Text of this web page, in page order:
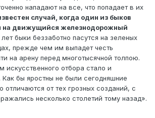
нападают на все, что попадает в их
случай, когда один из быков
на движущийся железнодорожный
быки беззаботно пасутся на зеленых
прежде чем им выпадет честь
на арену перед многотысячной толпою.
искусственного отбора стало и
бы яростны не были сегодняшние
отличаются от тех грозных созданий, с
несколько столетий тому назад».